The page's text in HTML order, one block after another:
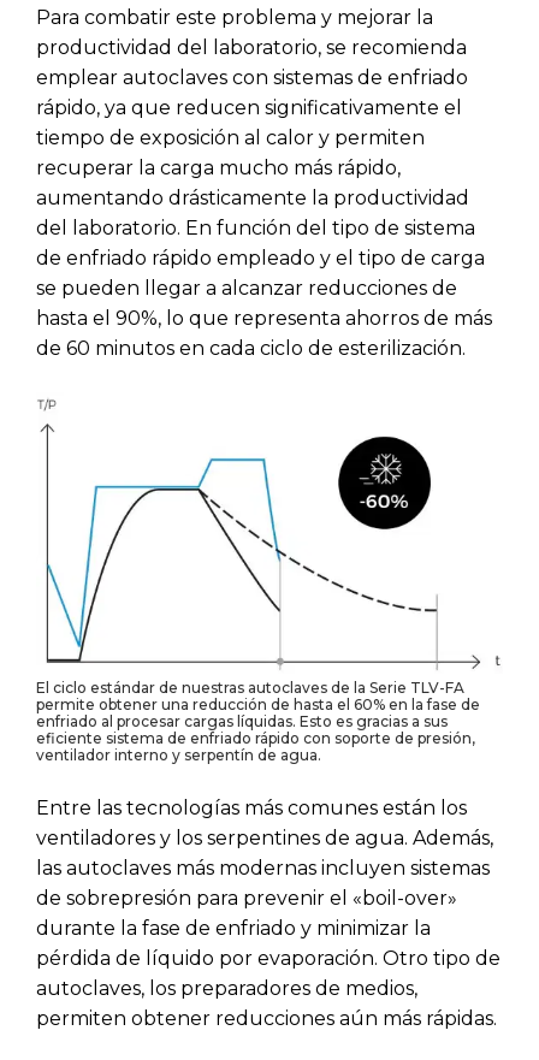
Para combatir este problema y mejorar la
productividad del laboratorio, se recomienda
emplear autoclaves con sistemas de enfriado
rápido, ya que reducen significativamente el
tiempo de exposición al calor y permiten
recuperar la carga mucho más rápido,
aumentando drásticamente la productividad
del laboratorio. En función del tipo de sistema
de enfriado rápido empleado y el tipo de carga
se pueden llegar a alcanzar reducciones de
hasta el 90%, lo que representa ahorros de más
de 60 minutos en cada ciclo de esterilización.
El ciclo estándar de nuestras autoclaves de la Serie TLV-FA
permite obtener una reducción de hasta el 60% en la fase de
enfriado al procesar cargas líquidas. Esto es gracias a sus
eficiente sistema de enfriado rápido con soporte de presión,
ventilador interno y serpentín de agua.
Entre las tecnologías más comunes están los
ventiladores y los serpentines de agua. Además,
las autoclaves más modernas incluyen sistemas
de sobrepresión para prevenir el «boil-over»
durante la fase de enfriado y minimizar la
pérdida de líquido por evaporación. Otro tipo de
autoclaves, los preparadores de medios,
permiten obtener reducciones aún más rápidas.